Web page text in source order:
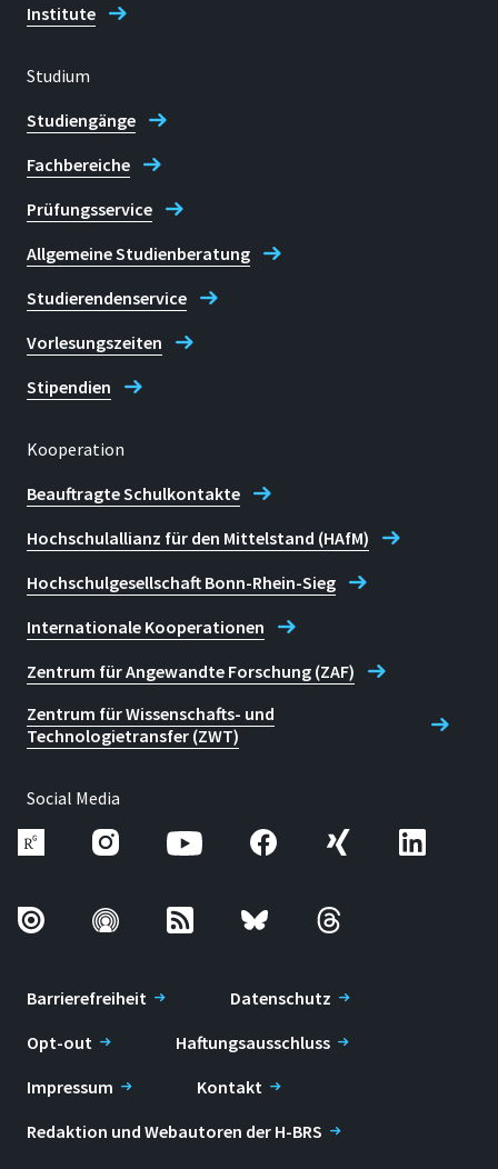
Institute
Studium
Studiengänge
Fachbereiche
Prüfungsservice
Allgemeine Studienberatung
Studierendenservice
Vorlesungszeiten
Stipendien
Kooperation
Beauftragte Schulkontakte
Hochschulallianz für den Mittelstand (HAfM)
Hochschulgesellschaft Bonn-Rhein-Sieg
Internationale Kooperationen
Zentrum für Angewandte Forschung (ZAF)
Zentrum für Wissenschafts- und
Technologietransfer (ZWT)
Social Media
Barrierefreiheit
Datenschutz
Opt-out
Haftungsausschluss
Impressum
Kontakt
Redaktion und Webautoren der H-BRS